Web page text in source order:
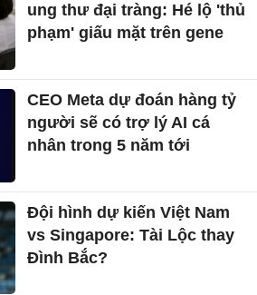
ung thư đại tràng: Hé lộ 'thủ
phạm' giấu mặt trên gene
CEO Meta dự đoán hàng tỷ
người sẽ có trợ lý AI cá
nhân trong 5 năm tới
Đội hình dự kiến Việt Nam
vs Singapore: Tài Lộc thay
Đình Bắc?